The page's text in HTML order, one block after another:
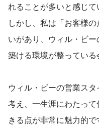
れることが多いと感じて
しかし、私は「お客様
いがあり、ウィル・ビ
築ける環境が整っている
ウィル・ビーの営業ス
考え、一生涯にわたっ
きる点が非常に魅力的で